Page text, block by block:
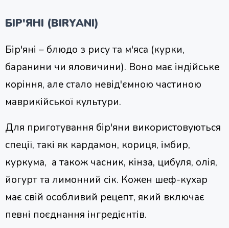
БІР'ЯНІ (BIRYANI)
Бір'яні – блюдо з рису та м'яса (курки,
баранини чи яловичини). Воно має індійське
коріння, але стало невід'ємною частиною
маврикійської культури.
Для приготування бір'яни використовуються
спеції, такі як кардамон, кориця, імбир,
куркума, а також часник, кінза, цибуля, олія,
йогурт та лимонний сік. Кожен шеф-кухар
має свій особливий рецепт, який включає
певні поєднання інгредієнтів.